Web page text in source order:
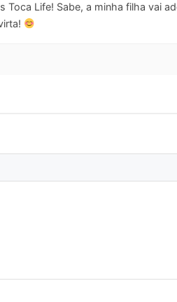
Toca Life! Sabe, a minha filha vai